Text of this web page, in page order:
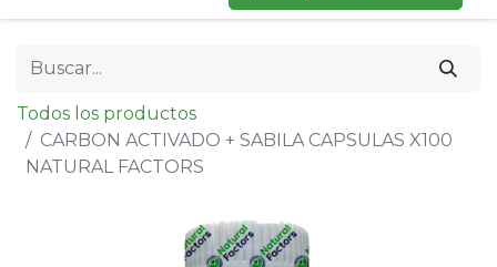
Todos los productos
CARBON ACTIVADO + SABILA CAPSULAS X100
NATURAL FACTORS